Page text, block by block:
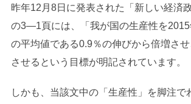
昨年12月8日に発表された「新しい経済
の3―1頁には、「我が国の生産性を2015
の平均値である0.9％の伸びから倍増させ
させるという目標が明記されています。
しかも、当該文中の「生産性」を脚注で